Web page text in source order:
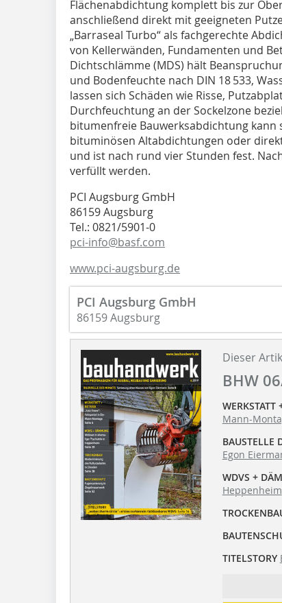
Flächenabdichtung komplett bis zur
anschließend direkt mit geeigneten
„Barraseal Turbo“ als fachgerechte
von Kellerwänden, Fundamenten und
Dichtschlämme (MDS) hält
und Bodenfeuchte nach DIN 18 533,
lassen sich Schäden wie Risse,
Durchfeuchtung an der Sockelzone
bitumenfreie Bauwerksabdichtung
bituminösen Altabdichtungen oder
und ist nach rund vier Stunden fest.
verfüllt werden.
PCI Augsburg GmbH
86159 Augsburg
Tel.: 0821/5901-0
pci-info@basf.com
www.pci-augsburg.de
PCI Augsburg GmbH
86159 Augsburg
Dieser
BHW
WERKSTATT
Mann-
BAUSTELLE
Egon
WDVS +
Heppenheim
TITELSTORY